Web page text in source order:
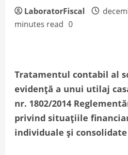
LaboratorFiscal
minutes read 0
Tratamentul contabil al
evidență a unui utilaj
nr. 1802/2014
privind situațiile
individuale și consolidate